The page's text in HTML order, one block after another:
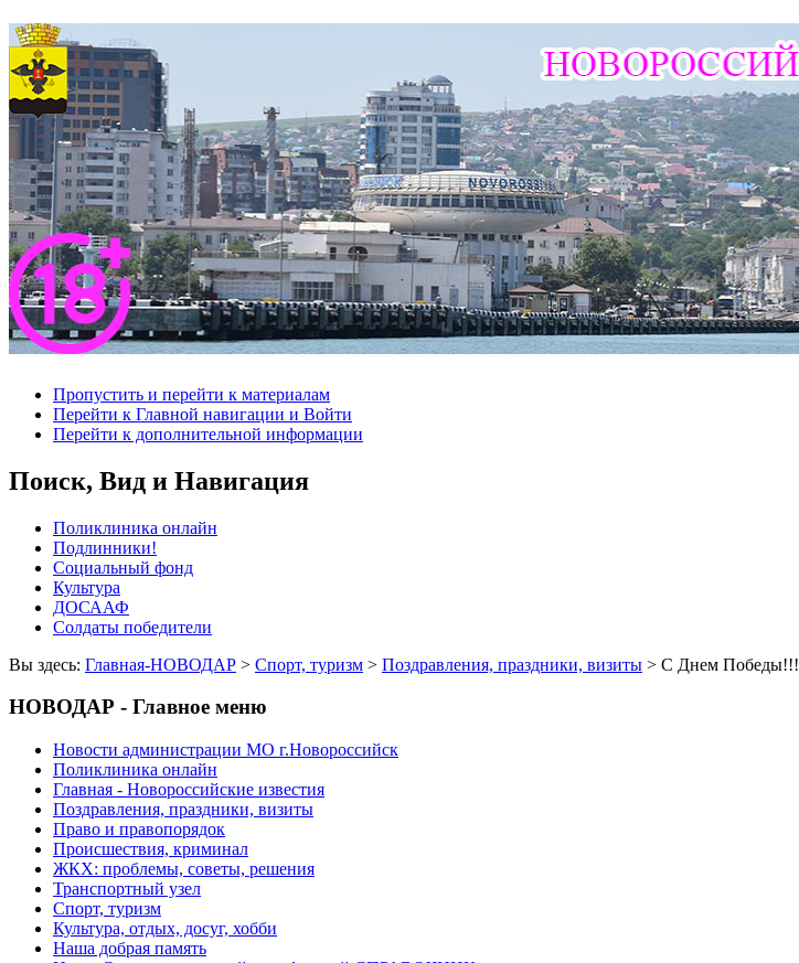
Пропустить и перейти к материалам
Перейти к Главной навигации и Войти
Перейти к дополнительной информации
Поиск, Вид и Навигация
Поликлиника онлайн
Подлинники!
Социальный фонд
Культура
ДОСААФ
Солдаты победители
Вы здесь: Главная-НОВОДАР > Спорт, туризм > Поздравления, праздники, визиты > С Днем Победы!!!
НОВОДАР - Главное меню
Новости администрации МО г.Новороссийск
Поликлиника онлайн
Главная - Новороссийские известия
Поздравления, праздники, визиты
Право и правопорядок
Происшествия, криминал
ЖКХ: проблемы, советы, решения
Транспортный узел
Спорт, туризм
Культура, отдых, досуг, хобби
Наша добрая память